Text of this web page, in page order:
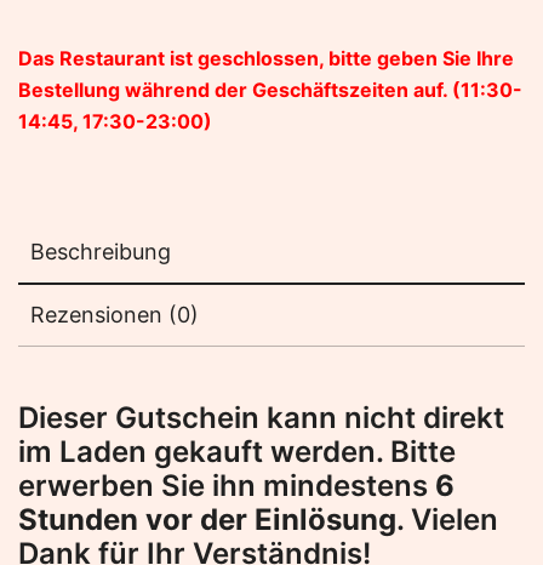
Das Restaurant ist geschlossen, bitte geben Sie Ihre
Bestellung während der Geschäftszeiten auf. (11:30-
14:45, 17:30-23:00)
Beschreibung
Rezensionen (0)
Dieser Gutschein kann nicht direkt
im Laden gekauft werden. Bitte
erwerben Sie ihn mindestens 6
Stunden vor der Einlösung. Vielen
Dank für Ihr Verständnis!